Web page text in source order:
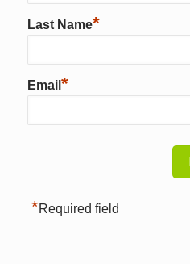
Last Name*
Email *
*Required field